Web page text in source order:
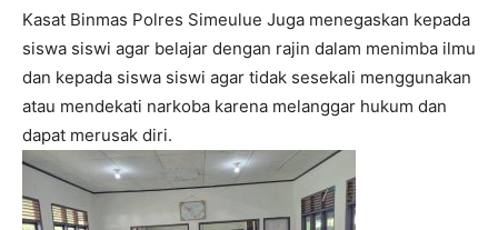
Kasat Binmas Polres Simeulue Juga menegaskan kepada
siswa siswi agar belajar dengan rajin dalam menimba ilmu
dan kepada siswa siswi agar tidak sesekali menggunakan
atau mendekati narkoba karena melanggar hukum dan
dapat merusak diri.